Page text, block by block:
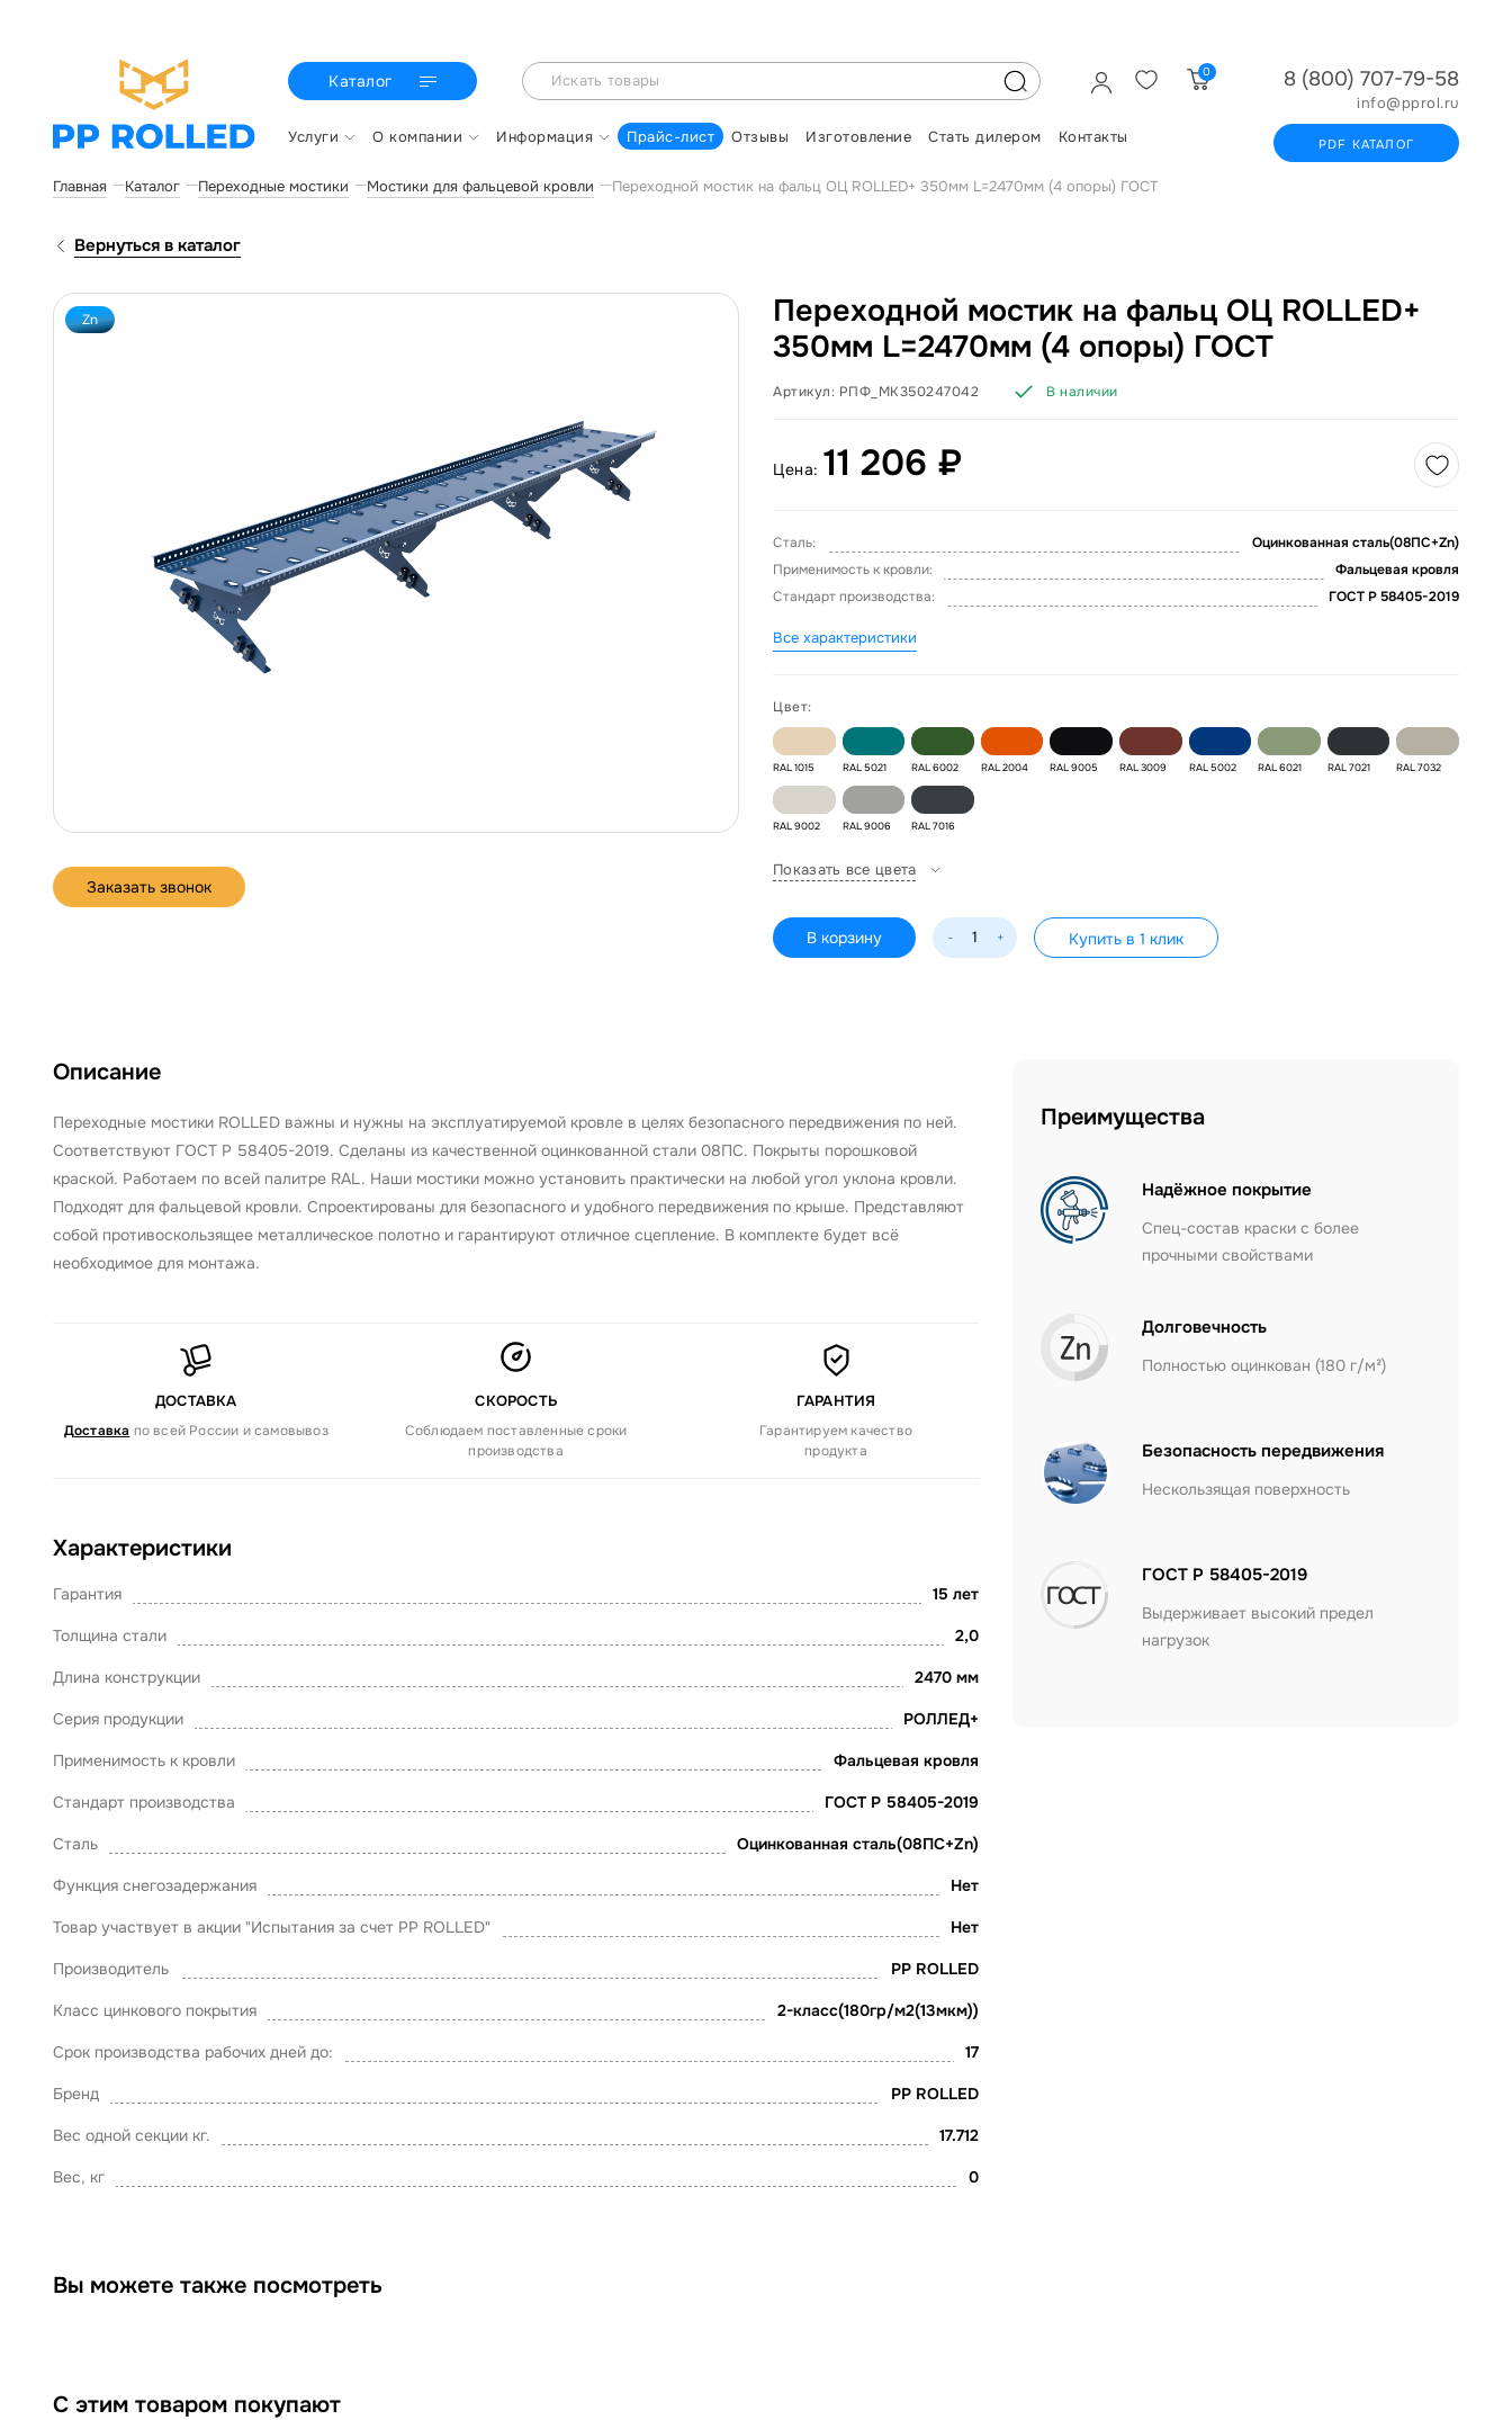
Каталог 0
Услуги О компании Информация Прайс-лист Отзывы Изготовление Стать дилером Контакты
8 (800) 707-79-58
info@pprol.ru
PDF КАТАЛОГ
Главная Каталог Переходные мостики Мостики для фальцевой кровли Переходной мостик на фальц ОЦ ROLLED+ 350мм L=2470мм (4 опоры) ГОСТ
Вернуться в каталог
Zn
Заказать звонок
Переходной мостик на фальц ОЦ ROLLED+
350мм L=2470мм (4 опоры) ГОСТ
Артикул: РПФ_МК350247042 В наличии
Цена: 11 206 ₽
Сталь:
Оцинкованная сталь(08ПС+Zn)
Применимость к кровли:
Фальцевая кровля
Стандарт производства:
ГОСТ Р 58405-2019
Все характеристики
Цвет:
RAL 1015 RAL 5021 RAL 6002 RAL 2004 RAL 9005 RAL 3009 RAL 5002 RAL 6021 RAL 7021 RAL 7032
RAL 9002 RAL 9006 RAL 7016
Показать все цвета
В корзину - + Купить в 1 клик
Описание
Переходные мостики ROLLED важны и нужны на эксплуатируемой кровле в целях безопасного передвижения по ней.
Соответствуют ГОСТ Р 58405-2019. Сделаны из качественной оцинкованной стали 08ПС. Покрыты порошковой
краской. Работаем по всей палитре RAL. Наши мостики можно установить практически на любой угол уклона кровли.
Подходят для фальцевой кровли. Спроектированы для безопасного и удобного передвижения по крыше. Представляют
собой противоскользящее металлическое полотно и гарантируют отличное сцепление. В комплекте будет всё
необходимое для монтажа.
ДОСТАВКА
Доставка по всей России и самовывоз
СКОРОСТЬ
Соблюдаем поставленные сроки
производства
ГАРАНТИЯ
Гарантируем качество
продукта
Характеристики
Гарантия 15 лет
Толщина стали 2,0
Длина конструкции 2470 мм
Серия продукции РОЛЛЕД+
Применимость к кровли Фальцевая кровля
Стандарт производства ГОСТ Р 58405-2019
Сталь Оцинкованная сталь(08ПС+Zn)
Функция снегозадержания Нет
Товар участвует в акции "Испытания за счет PP ROLLED" Нет
Производитель PP ROLLED
Класс цинкового покрытия 2-класс(180гр/м2(13мкм))
Срок производства рабочих дней до: 17
Бренд PP ROLLED
Вес одной секции кг. 17.712
Вес, кг 0
Преимущества
Надёжное покрытие
Спец-состав краски с более
прочными свойствами
Долговечность
Полностью оцинкован (180 г/м²)
Безопасность передвижения
Нескользящая поверхность
ГОСТ Р 58405-2019
Выдерживает высокий предел
нагрузок
Вы можете также посмотреть
С этим товаром покупают